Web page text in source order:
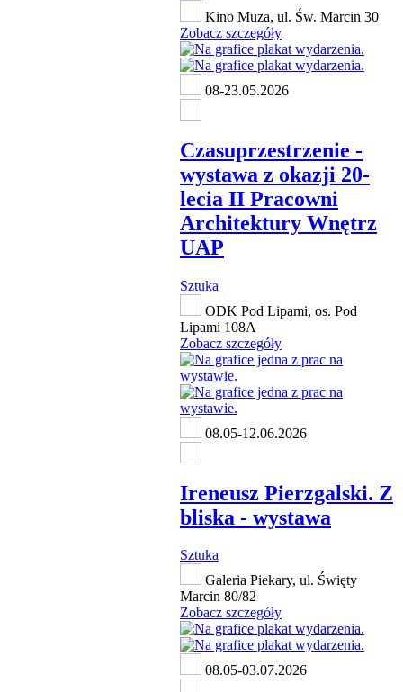
Kino Muza, ul. Św. Marcin 30
Zobacz szczegóły
08-23.05.2026
Czasuprzestrzenie -
wystawa z okazji 20-
lecia II Pracowni
Architektury Wnętrz
UAP
Sztuka
ODK Pod Lipami, os. Pod
Lipami 108A
Zobacz szczegóły
08.05-12.06.2026
Ireneusz Pierzgalski. Z
bliska - wystawa
Sztuka
Galeria Piekary, ul. Święty
Marcin 80/82
Zobacz szczegóły
08.05-03.07.2026